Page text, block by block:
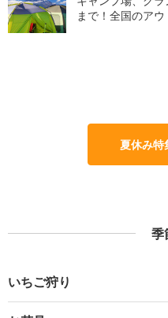
まで！全国のア
夏休み特
季
いちご狩り